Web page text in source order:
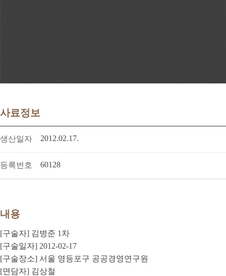
사료정보
생산일자 2012.02.17.
등록번호 60128
내용
[구술자] 김병준 1차
[구술일자] 2012-02-17
[구술장소] 서울 영등포구 공공경영연구원
[면담자] 김상철